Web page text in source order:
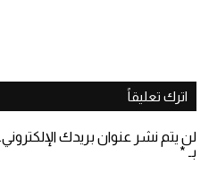
اترك تعليقاً
لن يتم نشر عنوان بريدك الإلكتروني.
بـ *